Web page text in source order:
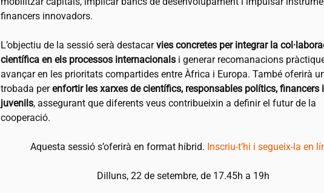
financers innovadors.
L’objectiu de la sessió serà destacarvies concretes per integrar la
científica en els processos internacionalsi generar recomanacions
avançar en les prioritats compartides entre Àfrica i Europa. També oferirà
trobada perenfortir les xarxes de científics, responsables polítics, financers
juvenils, assegurant que diferents veus contribueixin a definir el futur de la
cooperació.
Aquesta sessió s’oferirà en format híbrid. Inscriu-t’hi i segueix-la en
Dilluns, 22 de setembre, de 17.45h a 19h